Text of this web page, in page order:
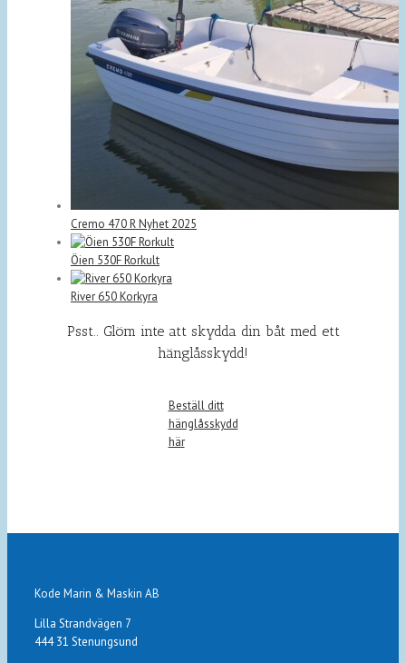
Cremo 470 R Nyhet 2025
Öien 530F Rorkult
River 650 Korkyra
Psst.. Glöm inte att skydda din båt med ett
hänglåsskydd!
Beställ ditt
hänglåsskydd
här
Kode Marin & Maskin AB
Lilla Strandvägen 7
444 31 Stenungsund